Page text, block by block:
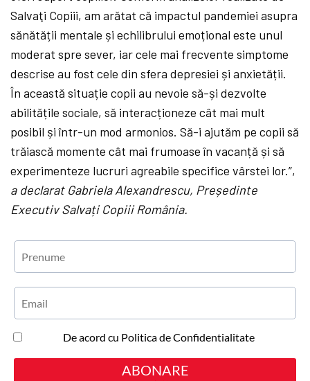
Salvaţi Copiii, am arătat că impactul pandemiei asupra
sănătății mentale și echilibrului emoțional este unul
moderat spre sever, iar cele mai frecvente simptome
descrise au fost cele din sfera depresiei și anxietății.
În această situație copii au nevoie să-și dezvolte
abilitățile sociale, să interacționeze cât mai mult
posibil și într-un mod armonios. Să-i ajutăm pe copii să
trăiască momente cât mai frumoase în vacanță și să
experimenteze lucruri agreabile specifice vârstei lor.”,
a declarat Gabriela Alexandrescu, Președinte
Executiv Salvați Copiii România.